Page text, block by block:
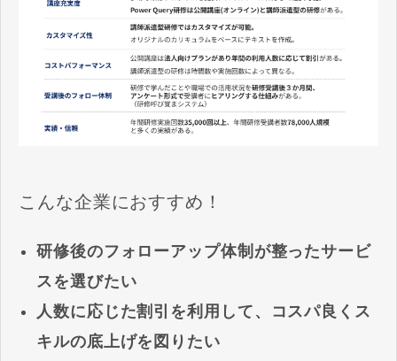
こんな企業におすすめ！
研修後のフォローアップ体制が整ったサービ
スを選びたい
人数に応じた割引を利用して、コスパ良くス
キルの底上げを図りたい